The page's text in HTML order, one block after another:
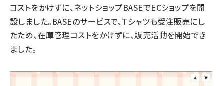
コストをかけずに、ネットショップBASEでECショップを開
設しました。BASEのサービスで、Tシャツも受注販売にし
たため、在庫管理コストをかけずに、販売活動を開始でき
ました。